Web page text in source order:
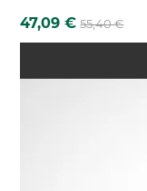
Prix
47,09 € Prix
de
base
55,40 €